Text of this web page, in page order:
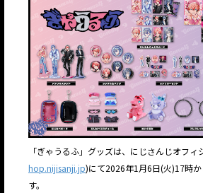
「ぎゃうるふ」グッズは、にじさんじオフィ
hop.nijisanji.jp)にて2026年1月6日(火)17時
す。